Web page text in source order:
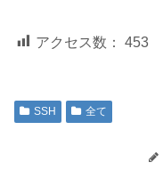
アクセス数： 453
SSH 全て